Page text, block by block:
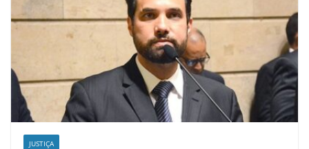
JUSTIÇA